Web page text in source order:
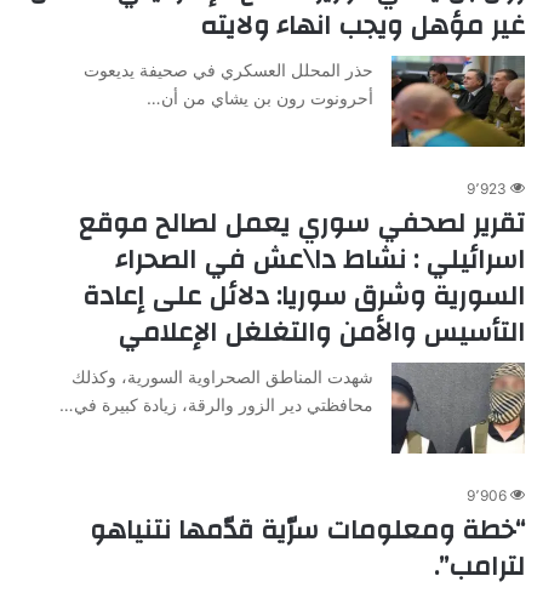
غير مؤهل ويجب انهاء ولايته
حذر المحلل العسكري في صحيفة يديعوت
أحرونوت رون بن يشاي من أن…
9٬923
تقرير لصحفي سوري يعمل لصالح موقع
اسرائيلي : نشاط دا\عش في الصحراء
السورية وشرق سوريا: دلائل على إعادة
التأسيس والأمن والتغلغل الإعلامي
شهدت المناطق الصحراوية السورية، وكذلك
محافظتي دير الزور والرقة، زيادة كبيرة في…
9٬906
“خطة ومعلومات سرّية قدّمها نتنياهو
لترامب”.